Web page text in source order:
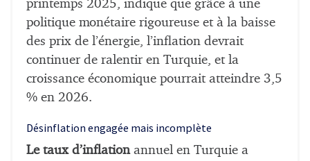
printemps 2025, indique que grâce à une
politique monétaire rigoureuse et à la baisse
des prix de l’énergie, l’inflation devrait
continuer de ralentir en Turquie, et la
croissance économique pourrait atteindre 3,5
% en 2026.
Désinflation engagée mais incomplète
Le taux d’inflationannuel en Turquie a